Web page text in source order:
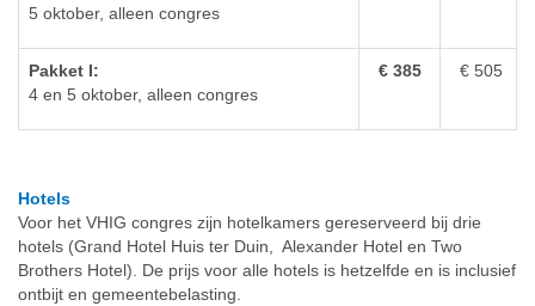
5 oktober, alleen congres
Pakket I:
4 en 5 oktober, alleen congres
€ 385 € 505
Hotels
Voor het VHIG congres zijn hotelkamers gereserveerd bij drie
hotels (Grand Hotel Huis ter Duin, Alexander Hotel en Two
Brothers Hotel). De prijs voor alle hotels is hetzelfde en is inclusief
ontbijt en gemeentebelasting.